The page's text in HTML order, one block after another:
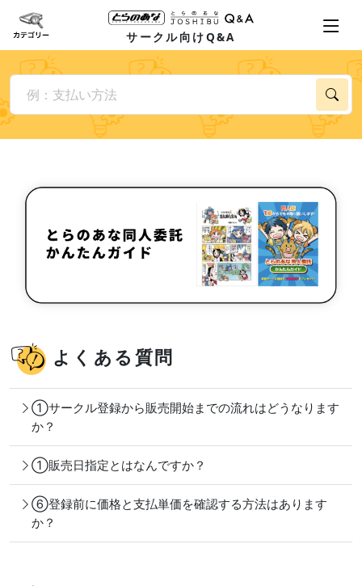
サークル向けQ&A
よくある質問
①サークル登録から販売開始までの流れはどうなります
か？
①販売日指定とはなんですか？
⑥登録前に価格と支払単価を確認する方法はあります
か？